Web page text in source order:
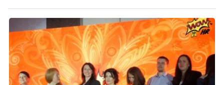
повысить эффективность сотрудников, ускорить
процессы, сохранить качество поддержки и
масштабироваться без роста команды. Так и
появился AI-помощник, встроенный в платформу
Skillbox.